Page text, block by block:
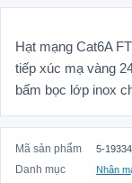
Hạt mạng Cat6A
tiếp xúc mạ vàng
bấm bọc lớp inox
Mã sản phẩm 5-
Danh mục Nhân